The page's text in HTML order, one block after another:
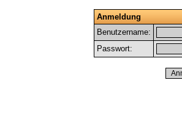
Anmeldung
Benutzername:
Passwort: